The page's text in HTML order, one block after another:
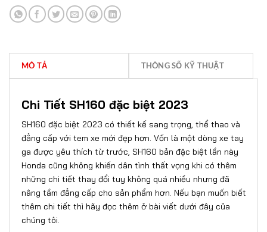
MÔ TẢ THÔNG SỐ KỸ THUẬT
Chi Tiết SH160 đặc biệt 2023
SH160 đặc biệt 2023 có thiết kế sang trọng, thể thao và
đẳng cấp với tem xe mới đẹp hơn. Vốn là một dòng xe tay
ga được yêu thích từ trước, SH160 bản đặc biệt lần này
Honda cũng không khiến dân tình thất vọng khi có thêm
những chi tiết thay đổi tuy không quá nhiều nhưng đã
nâng tầm đẳng cấp cho sản phẩm hơn. Nếu bạn muốn biết
thêm chi tiết thì hãy đọc thêm ở bài viết dưới đây của
chúng tôi.